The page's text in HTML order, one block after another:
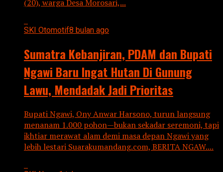
(20), warga Desa Morosari,...
SKI Otomotif8 bulan ago
Sumatra Kebanjiran, PDAM dan Bupati
Ngawi Baru Ingat Hutan Di Gunung
Lawu, Mendadak Jadi Prioritas
Bupati Ngawi, Ony Anwar Harsono, turun langsung
menanam 1.000 pohon—bukan sekadar seremoni, tapi
ikhtiar merawat alam demi masa depan Ngawi yang
lebih lestari Suarakumandang.com, BERITA NGAW....